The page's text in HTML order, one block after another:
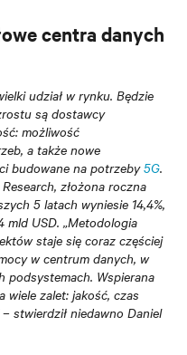
centra danych
udział w rynku. Będzie
są dostawcy
możliwość
a także nowe
budowane na potrzeby5G.
złożona roczna
5 latach wyniesie 14,4%,
mld USD. „Metodologia
staje się coraz częściej
w centrum danych, w
Wspierana
wiele zalet: jakość, czas
stwierdził niedawno Daniel